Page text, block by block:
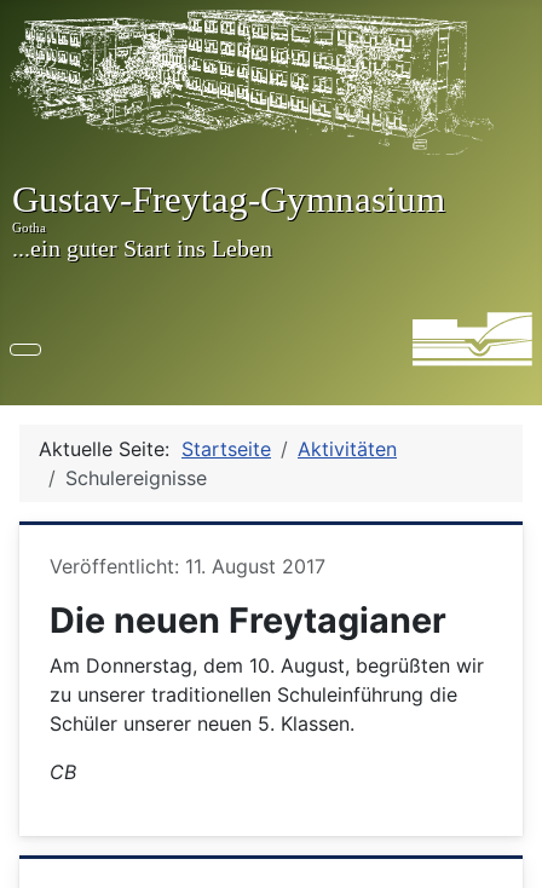
Aktuelle Seite: Startseite
Aktivitäten
Schulereignisse
Details
Veröffentlicht: 11. August 2017
Die neuen Freytagianer
Am Donnerstag, dem 10. August, begrüßten wir
zu unserer traditionellen Schuleinführung die
Schüler unserer neuen 5. Klassen.
CB